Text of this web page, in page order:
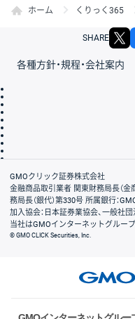
ホーム くりっく365
SHARE
各種方針・規程・会社案内
会社案内
GMOクリック証券株式会社
金融商品取引業者 関東財務局長（
務局長（銀代）第330号 所属銀行：
加入協会：日本証券業協会、一般社
当社はGMOインターネットグループ
© GMO CLICK Securities, Inc.